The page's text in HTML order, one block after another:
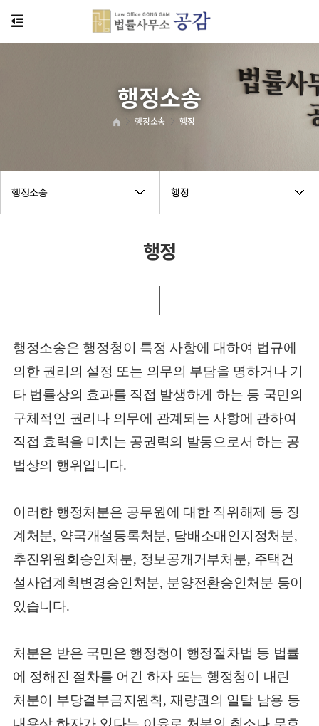
행정소송 행정
행정소송 행정
행정소송
행정
행정소송은 행정청이 특정 사항에 대하여 법규에
의한 권리의 설정 또는 의무의 부담을 명하거나 기
타 법률상의 효과를 직접 발생하게 하는 등 국민의
구체적인 권리나 의무에 관계되는 사항에 관하여
직접 효력을 미치는 공권력의 발동으로서 하는 공
법상의 행위입니다.
이러한 행정처분은 공무원에 대한 직위해제 등 징
계처분, 약국개설등록처분, 담배소매인지정처분,
추진위원회승인처분, 정보공개거부처분, 주택건
설사업계획변경승인처분, 분양전환승인처분 등이
있습니다.
처분은 받은 국민은 행정청이 행정절차법 등 법률
에 정해진 절차를 어긴 하자 또는 행정청이 내린
처분이 부당결부금지원칙, 재량권의 일탈 남용 등